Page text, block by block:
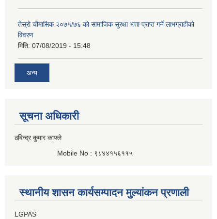
तेस्रो चौमासिक २०७५/७६ को सामाजिक सुरक्षा भत्ता प्राप्त गर्ने लाभग्राहीको
विवरण
मिति: 07/08/2019 - 15:48
अन्य
सूचना अधिकारी
ठविन्द्र कुमार काफ्ले
Mobile No : ९८४४१५६११५
स्थानीय शासन कार्यसम्पादन मुल्यांकन प्रणाली
LGPAS